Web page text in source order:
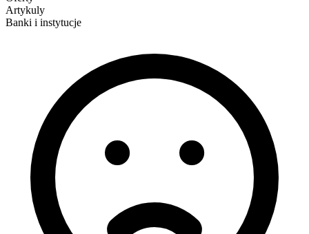
Artykuly
Banki i instytucje